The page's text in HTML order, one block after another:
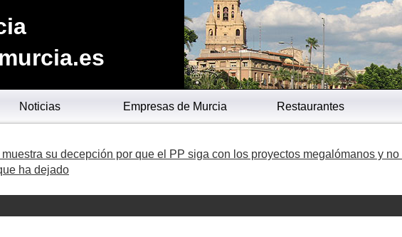
Noticias Empresas de Murcia Restaurantes
muestra su decepción por que el PP siga con los proyectos megalómanos y no
ha dejado